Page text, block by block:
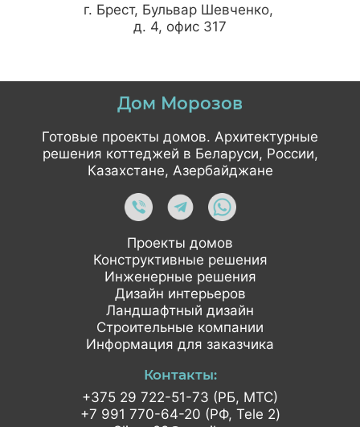
г. Брест, Бульвар Шевченко,
д. 4, офис 317
Дом Морозов
Готовые проекты домов. Архитектурные
решения коттеджей в Беларуси, России,
Казахстане, Азербайджане
Проекты домов
Конструктивные решения
Инженерные решения
Дизайн интерьеров
Ландшафтный дизайн
Строительные компании
Информация для заказчика
Контакты:
+375 29 722-51-73 (РБ, МТС)
+7 991 770-64-20 (РФ, Tele 2)